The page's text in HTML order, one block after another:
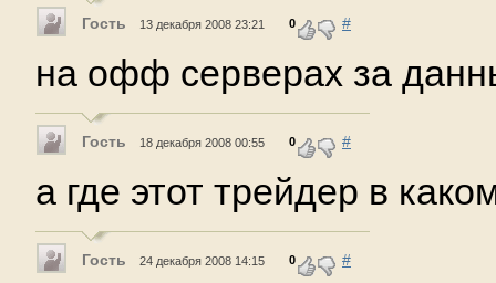
Гость 13 декабря 2008 23:21 0 #
на офф серверах за
Гость 18 декабря 2008 00:55 0 #
а где этот трейдер в
Гость 24 декабря 2008 14:15 0 #